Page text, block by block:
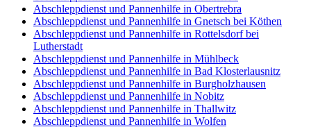
Abschleppdienst und Pannenhilfe in Obertrebra
Abschleppdienst und Pannenhilfe in Gnetsch bei Köthen
Abschleppdienst und Pannenhilfe in Rottelsdorf bei
Lutherstadt
Abschleppdienst und Pannenhilfe in Mühlbeck
Abschleppdienst und Pannenhilfe in Bad Klosterlausnitz
Abschleppdienst und Pannenhilfe in Burgholzhausen
Abschleppdienst und Pannenhilfe in Nobitz
Abschleppdienst und Pannenhilfe in Thallwitz
Abschleppdienst und Pannenhilfe in Wolfen